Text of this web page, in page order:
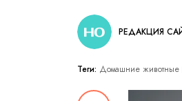
РЕДАКЦИЯ
Теги: Домашние животные